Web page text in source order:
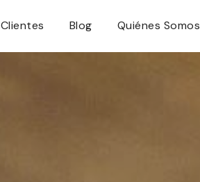
Clientes Blog Quiénes Somos